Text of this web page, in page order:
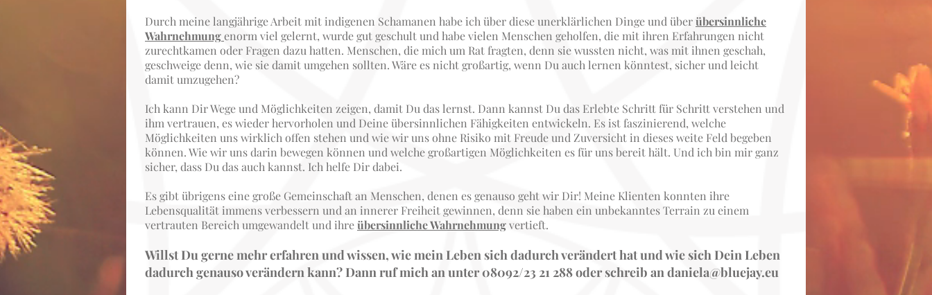
Durch meine langjährige Arbeit mit indigenen Schamanen habe ich über diese unerklärlichen Dinge und überübersinnliche
Wahrnehmungenorm viel gelernt, wurde gut geschult und habe vielen Menschen geholfen, die mit ihren Erfahrungen nicht
zurechtkamen oder Fragen dazu hatten. Menschen, die mich um Rat fragten, denn sie wussten nicht, was mit ihnen geschah,
geschweige denn, wie sie damit umgehen sollten. Wäre es nicht großartig, wenn Du auch lernen könntest, sicher und leicht
damit umzugehen?
Ich kann Dir Wege und Möglichkeiten zeigen, damit Du das lernst. Dann kannst Du das Erlebte Schritt für Schritt verstehen und
ihm vertrauen, es wieder hervorholen und Deine übersinnlichen Fähigkeiten entwickeln. Es ist faszinierend, welche
Möglichkeiten uns wirklich offen stehen und wie wir uns ohne Risiko mit Freude und Zuversicht in dieses weite Feld begeben
können. Wie wir uns darin bewegen können und welche großartigen Möglichkeiten es für uns bereit hält. Und ich bin mir ganz
sicher, dass Du das auch kannst. Ich helfe Dir dabei.
Es gibt übrigens eine große Gemeinschaft an Menschen, denen es genauso geht wir Dir! Meine Klienten konnten ihre
Lebensqualität immens verbessern und an innerer Freiheit gewinnen, denn sie haben ein unbekanntes Terrain zu einem
vertrauten Bereich umgewandelt und ihreübersinnliche Wahrnehmungvertieft.
Willst Du gerne mehr erfahren und wissen, wie mein Leben sich dadurch verändert hat und wie sich Dein Leben
dadurch genauso verändern kann? Dann ruf mich an unter 08092/23 21 288 oder schreib andaniela@bluejay.eu